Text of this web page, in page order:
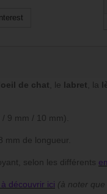
oeil de chat , le labret , la
9 mm / 10 mm).
de longueur.
selon les différents
découvrir ici (à noter